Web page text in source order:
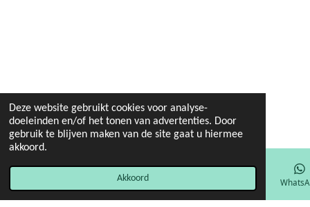
Deze website gebruikt cookies voor analyse-
doeleinden en/of het tonen van advertenties. Door
gebruik te blijven maken van de site gaat u hiermee
akkoord.
Akkoord